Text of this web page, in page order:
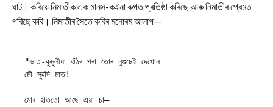
ঘাট। কবিয়ে নিমাতীক এক মানস-কইনা ৰুপত প্ৰতিষ্ঠা কৰিছে আৰু নিমাতীৰ প্ৰেমত
পৰিছে কবি। নিমাতীৰ সৈতে কবিৰ মনোৰম আলাপ—
"ভাত-কুমুলীয়া ওঁঠৰ পৰা তোৰ নুগুচেই দেখোন
মৌ-সুৱদি মাত!
মোৰ হাততো আছে এয়া চা—